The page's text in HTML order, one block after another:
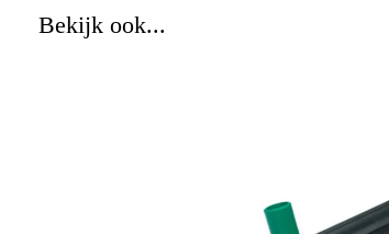
Bekijk ook...